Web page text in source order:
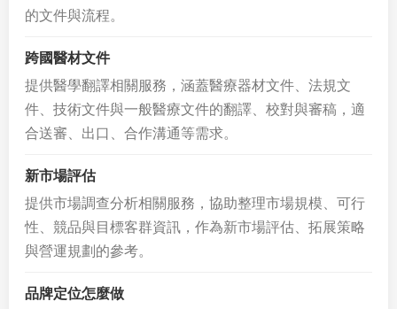
的文件與流程。
跨國醫材文件
提供醫學翻譯相關服務，涵蓋醫療器材文件、法規文
件、技術文件與一般醫療文件的翻譯、校對與審稿，適
合送審、出口、合作溝通等需求。
新市場評估
提供市場調查分析相關服務，協助整理市場規模、可行
性、競品與目標客群資訊，作為新市場評估、拓展策略
與營運規劃的參考。
品牌定位怎麼做